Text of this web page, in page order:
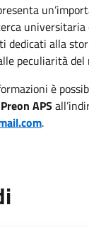
dedicati alla
peculiarità
è
APS
.